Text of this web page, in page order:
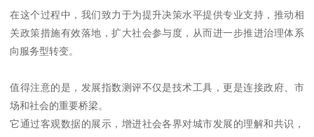
在这个过程中，我们致力于为提升决策水平提供专业支持，推动相
关政策措施有效落地，扩大社会参与度，从而进一步推进治理体系
向服务型转变。
值得注意的是，发展指数测评不仅是技术工具，更是连接政府、市
场和社会的重要桥梁。
它通过客观数据的展示，增进社会各界对城市发展的理解和共识，